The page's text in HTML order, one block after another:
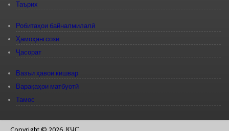
Таърих
Робитаҳои байналмилалӣ
Ҳамоҳангсозӣ
Ҷасорат
Вазъи ҳавои кишвар
Варақаҳои матбуотӣ
Тамос